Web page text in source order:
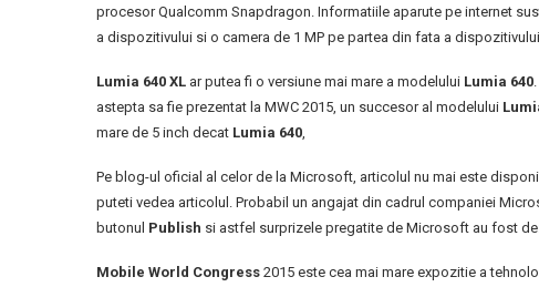
procesor Qualcomm Snapdragon. Informatiile aparute pe internet
a dispozitivului si o camera de 1 MP pe partea din fata a dispozitivului.
Lumia 640 XL ar putea fi o versiune mai mare a modelului Lumia 640
astepta sa fie prezentat la MWC 2015, un succesor al modelului
mare de 5 inch decat Lumia 640
Pe blog-ul oficial al celor de la Microsoft, articolul nu mai este
puteti vedea articolul. Probabil un angajat din cadrul companiei
butonul Publish si astfel surprizele pregatite de Microsoft au fost
Mobile World Congress 2015 este cea mai mare expozitie a